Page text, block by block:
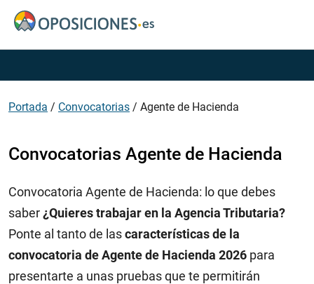
Portada / Convocatorias / Agente de Hacienda
Convocatorias Agente de Hacienda
Convocatoria Agente de Hacienda: lo que debes
saber¿Quieres trabajar en la Agencia Tributaria?
Ponte al tanto de lascaracterísticas de la
convocatoria de Agente de Hacienda 2026 para
presentarte a unas pruebas que te permitirán